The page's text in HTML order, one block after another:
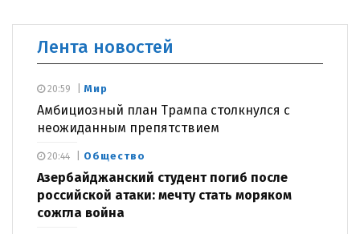
Лента новостей
Мир
Амбициозный план Трампа столкнулся с
неожиданным препятствием
20:59
Общество
Азербайджанский студент погиб после
российской атаки: мечту стать моряком
сожгла война
20:44